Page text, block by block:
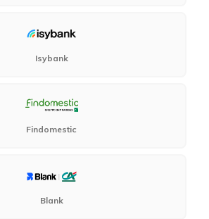
Isybank
Findomestic
Blank